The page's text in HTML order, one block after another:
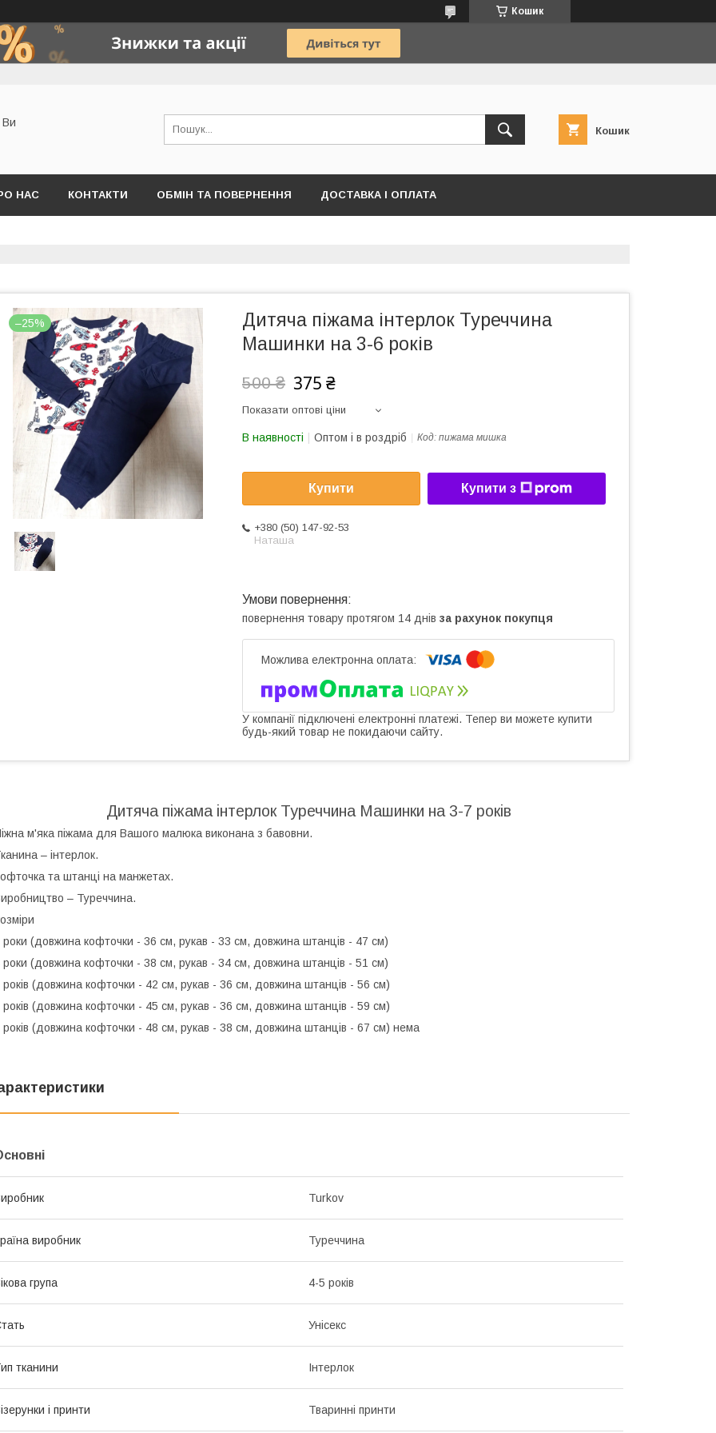
Кошик
Кошик
НАС КОНТАКТИ ОБМІН ТА ПОВЕРНЕННЯ ДОСТАВКА І ОПЛАТА
–25%
Дитяча піжама інтерлок Туреччина
Машинки на 3-6 років
500 ₴ 375 ₴
Показати оптові ціни
В наявності Оптом і в роздріб Код: пижама мишка
Купити Купити з
+380 (50) 147-92-53
Наташа
повернення товару протягом 14 днів за рахунок покупця
У компанії підключені електронні платежі. Тепер ви можете купити
будь-який товар не покидаючи сайту.
Дитяча піжама інтерлок Туреччина Машинки на 3-7 років
м'яка піжама для Вашого малюка виконана з бавовни.
– інтерлок.
та штанці на манжетах.
– Туреччина.
роки (довжина кофточки - 36 см, рукав - 33 см, довжина штанців - 47 см)
роки (довжина кофточки - 38 см, рукав - 34 см, довжина штанців - 51 см)
років (довжина кофточки - 42 см, рукав - 36 см, довжина штанців - 56 см)
років (довжина кофточки - 45 см, рукав - 36 см, довжина штанців - 59 см)
років (довжина кофточки - 48 см, рукав - 38 см, довжина штанців - 67 см) нема
Turkov
виробник Туреччина
група 4-5 років
Унісекс
тканини Інтерлок
і принти Тваринні принти